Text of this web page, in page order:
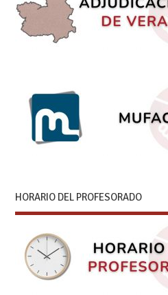
HORARIO DEL PROFESORADO